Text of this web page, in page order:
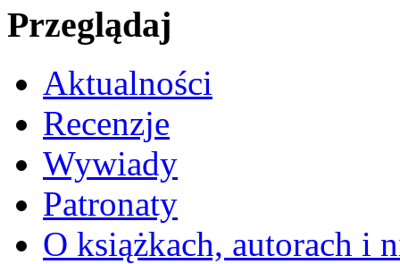
Przeglądaj
Aktualności
Recenzje
Wywiady
Patronaty
O książkach, autorach i